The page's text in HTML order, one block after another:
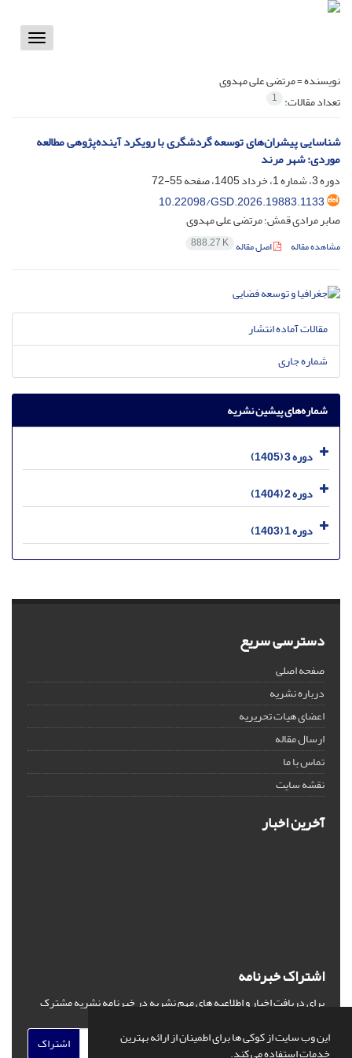
این وب سایت از کوکی ها برای اطمینان از ارائه بهترین
خدمات استفاده می کند.
Toggle
نویسنده =مرتضی علی مهدوی
تعداد مقالات: 1
شناسایی پیشران‌های توسعه گردشگری با رویکرد آینده‌پژوهی مطالعه
موردی: شهر مرند
دوره 3، شماره 1، خرداد 1405، صفحه
55-72
10.22098/GSD.2026.19883.1133
صابر مرادی قمش؛ مرتضی علی مهدوی
مشاهده مقاله اصل مقاله 888.27 K
مقالات آماده انتشار
شماره جاری
شماره‌های پیشین نشریه
دوره 3 (1405)
دوره 2 (1404)
دوره 1 (1403)
دسترسی سریع
صفحه اصلی
درباره نشریه
اعضای هیات تحریریه
ارسال مقاله
تماس با ما
نقشه سایت
آخرین اخبار
اشتراک خبرنامه
برای دریافت اخبار و اطلاعیه های مهم نشریه در خبرنامه نشریه مشترک
اشتراک